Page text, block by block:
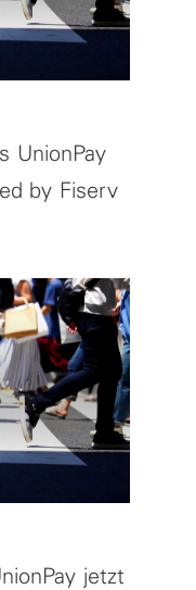
UnionPay
by Fiserv
jetzt